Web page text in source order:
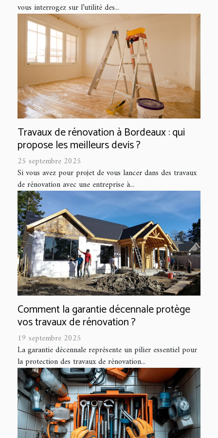
vous interrogez sur l’utilité des...
Travaux de rénovation à Bordeaux : qui
propose les meilleurs devis ?
25 septembre 2025
Si vous avez pour projet de vous lancer dans des travaux
de rénovation avec une entreprise à...
Comment la garantie décennale protège
vos travaux de rénovation ?
19 septembre 2025
La garantie décennale représente un pilier essentiel pour
la protection des travaux de rénovation...